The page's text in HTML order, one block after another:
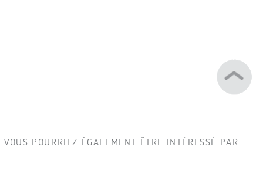
VOUS POURRIEZ ÉGALEMENT ÊTRE INTÉRESSÉ PAR